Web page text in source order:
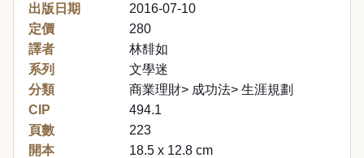
出版日期
2016-07-10
定價
280
譯者
林馡如
系列
文學迷
分類
商業理財> 成功法> 生涯規劃
CIP
494.1
頁數
223
開本
18.5 x 12.8 cm